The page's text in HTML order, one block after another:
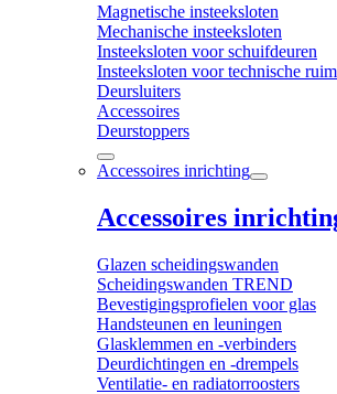
Magnetische insteeksloten
Mechanische insteeksloten
Insteeksloten voor schuifdeuren
Insteeksloten voor technische
Deursluiters
Accessoires
Deurstoppers
Accessoires inrichting
Accessoires
Glazen scheidingswanden
Scheidingswanden TREND
Bevestigingsprofielen voor glas
Handsteunen en leuningen
Glasklemmen en -verbinders
Deurdichtingen en -drempels
Ventilatie- en radiatorroosters